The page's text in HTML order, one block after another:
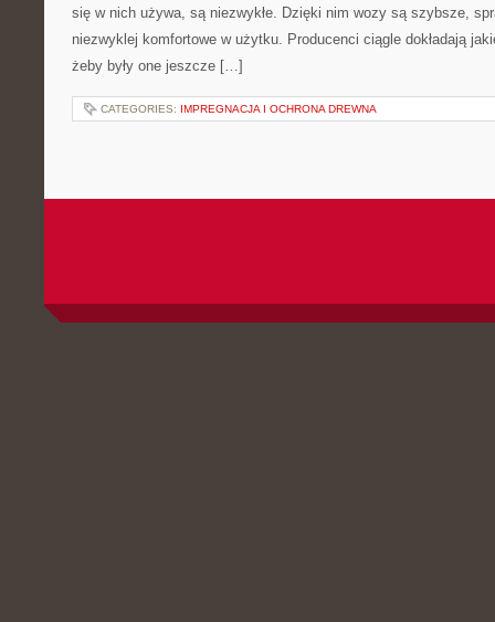
się w nich używa, są niezwykłe. Dzięki nim wozy są szybsze,
niezwyklej komfortowe w użytku. Producenci ciągle dokładają
żeby były one jeszcze […]
CATEGORIES: IMPREGNACJA I OCHRONA DREWNA